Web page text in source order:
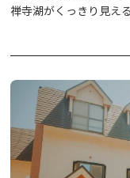
禅寺湖がくっきり見え